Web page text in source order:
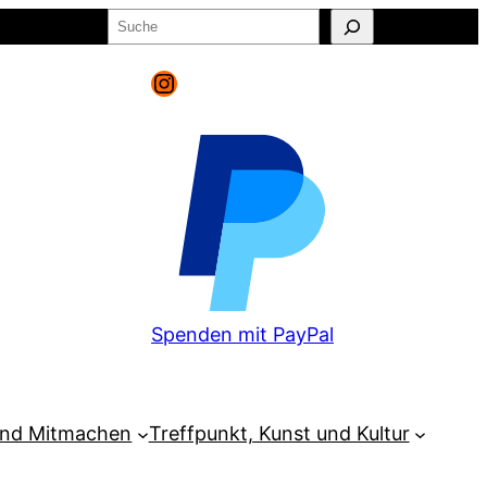
Suchen
Instagram
Spenden mit PayPal
Mitmachen Treffpunkt, Kunst und Kultur